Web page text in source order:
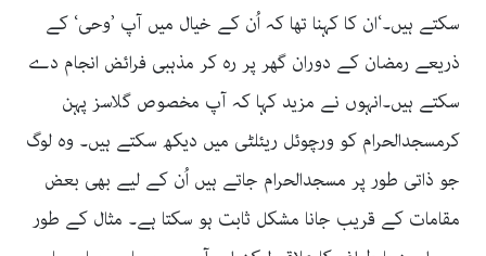
سکتے ہیں۔‘ان کا کہنا تھا کہ اُن کے خیال میں آپ ’وحی‘ کے
ذریعے رمضان کے دوران گھر پر رہ کر مذہبی فرائض انجام دے
سکتے ہیں۔انہوں نے مزید کہا کہ آپ مخصوص گلاسز پہن
کرمسجدالحرام کو ورچوئل ریئلٹی میں دیکھ سکتے ہیں۔ وہ لوگ
جو ذاتی طور پر مسجدالحرام جاتے ہیں اُن کے لیے بھی بعض
مقامات کے قریب جانا مشکل ثابت ہو سکتا ہے۔ مثال کے طور